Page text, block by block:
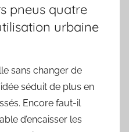
pneus quatre
urbaine
sans changer de
séduit de plus en
Encore faut-il
d’encaisser les